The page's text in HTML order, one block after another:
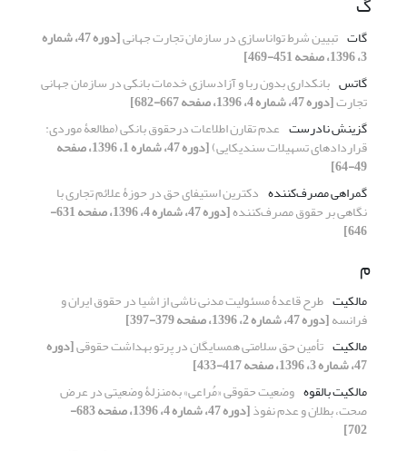
گات تبیین شرط تواناسازی در سازمان تجارت جهانی [دوره 47، شماره
3، 1396، صفحه 451-469]
گاتس بانکداری بدون ربا و آزادسازی خدمات بانکی در سازمان جهانی
تجارت[دوره 47، شماره 4، 1396، صفحه 667-682]
گزینش نادرست عدم تقارن اطلاعات درحقوق بانکی (مطالعۀ موردی:
قراردادهای تسهیلات سندیکایی) [دوره 47، شماره 1، 1396، صفحه
49-64]
گمراهی مصرف‌کننده دکترین استیفای حق در حوزۀ علائم تجاری با
نگاهی بر حقوق مصرف‌کننده [دوره 47، شماره 4، 1396، صفحه 631-
646]
م
مالکیت طرح قاعدۀ مسئولیت مدنی ناشی از اشیا در حقوق ایران و
فرانسه[دوره 47، شماره 2، 1396، صفحه 379-397]
مالکیت تأمین حق سلامتی همسایگان در پرتو بهداشت حقوقی[دوره
47، شماره 3، 1396، صفحه 417-433]
مالکیت بالقوه وضعیت حقوقی «مُراعی» به‌منزلۀ وضعیتی در عرض
صحت، بطلان و عدم نفوذ [دوره 47، شماره 4، 1396، صفحه 683-
702]